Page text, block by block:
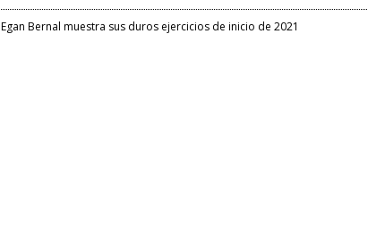
Egan Bernal muestra sus duros ejercicios de inicio de 2021